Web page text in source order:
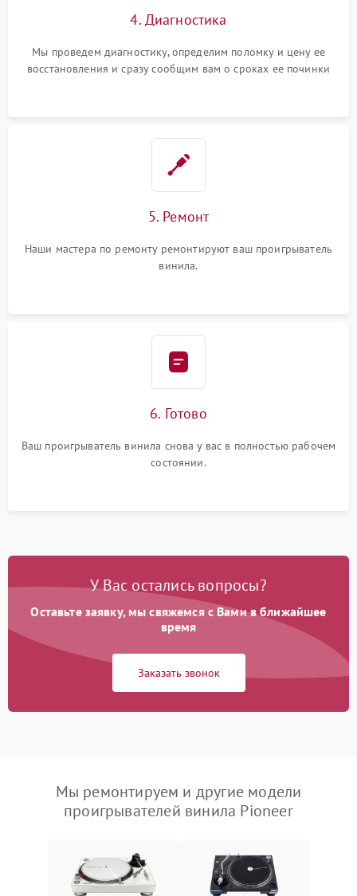
4. Диагностика
Мы проведем диагностику, определим поломку и цену ее
восстановления и сразу сообщим вам о сроках ее починки
5. Ремонт
Наши мастера по ремонту ремонтируют ваш проигрыватель
винила.
6. Готово
Ваш проигрыватель винила снова у вас в полностью рабочем
состоянии.
У Вас остались вопросы?
Оставьте заявку, мы свяжемся с Вами в ближайшее
время
Заказать звонок
Мы ремонтируем и другие модели
проигрывателей винила Pioneer